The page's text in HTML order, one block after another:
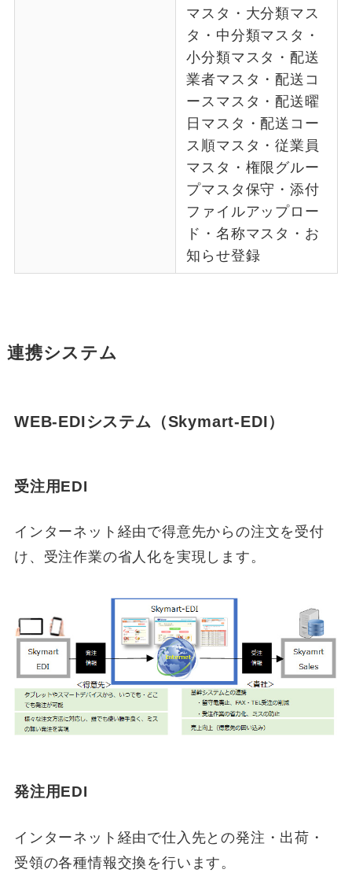
マスタ・大分類マス
タ・中分類マスタ・
小分類マスタ・配送
業者マスタ・配送コ
ースマスタ・配送曜
日マスタ・配送コー
ス順マスタ・従業員
マスタ・権限グルー
プマスタ保守・添付
ファイルアップロー
ド・名称マスタ・お
知らせ登録
連携システム
WEB-EDIシステム（Skymart-EDI）
受注用EDI
インターネット経由で得意先からの注文を受付
け、受注作業の省人化を実現します。
発注用EDI
インターネット経由で仕入先との発注・出荷・
受領の各種情報交換を行います。